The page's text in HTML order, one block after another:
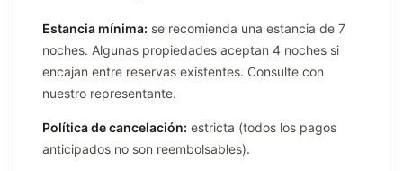
Estancia mínima: se recomienda una estancia de 7
noches. Algunas propiedades aceptan 4 noches si
encajan entre reservas existentes. Consulte con
nuestro representante.
Política de cancelación: estricta (todos los pagos
anticipados no son reembolsables).